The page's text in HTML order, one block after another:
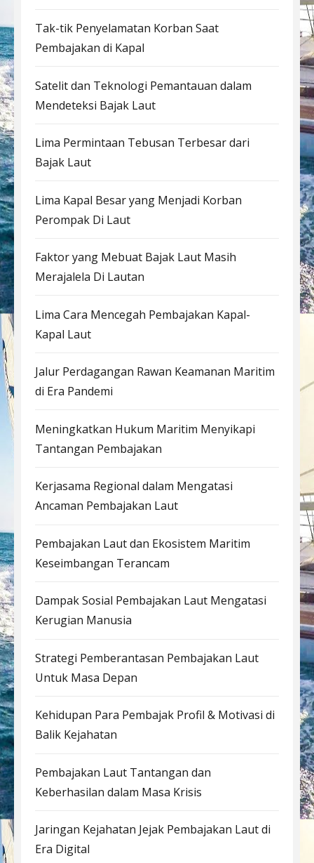
Tak-tik Penyelamatan Korban Saat
Pembajakan di Kapal
Satelit dan Teknologi Pemantauan dalam
Mendeteksi Bajak Laut
Lima Permintaan Tebusan Terbesar dari
Bajak Laut
Lima Kapal Besar yang Menjadi Korban
Perompak Di Laut
Faktor yang Mebuat Bajak Laut Masih
Merajalela Di Lautan
Lima Cara Mencegah Pembajakan Kapal-
Kapal Laut
Jalur Perdagangan Rawan Keamanan Maritim
di Era Pandemi
Meningkatkan Hukum Maritim Menyikapi
Tantangan Pembajakan
Kerjasama Regional dalam Mengatasi
Ancaman Pembajakan Laut
Pembajakan Laut dan Ekosistem Maritim
Keseimbangan Terancam
Dampak Sosial Pembajakan Laut Mengatasi
Kerugian Manusia
Strategi Pemberantasan Pembajakan Laut
Untuk Masa Depan
Kehidupan Para Pembajak Profil & Motivasi di
Balik Kejahatan
Pembajakan Laut Tantangan dan
Keberhasilan dalam Masa Krisis
Jaringan Kejahatan Jejak Pembajakan Laut di
Era Digital